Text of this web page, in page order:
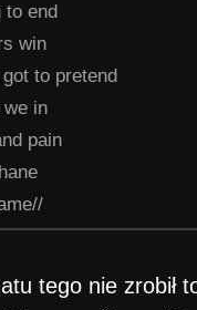
to end
win
to pretend
we in
pain
tego nie zrobił